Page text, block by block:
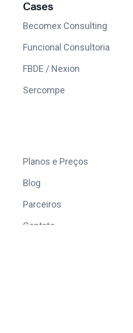
Cases
Becomex Consulting
Funcional Consultoria
FBDE / Nexion
Sercompe
Planos e Preços
Blog
Parceiros
Contato